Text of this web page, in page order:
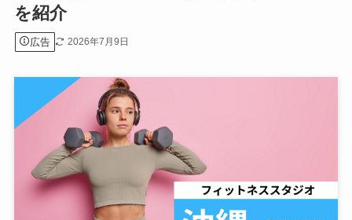
を紹介
広告 2026年7月9日